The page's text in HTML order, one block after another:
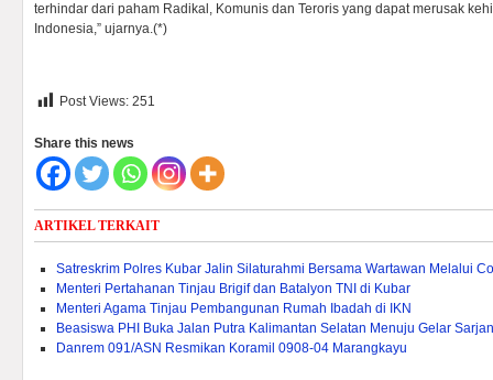
terhindar dari paham Radikal, Komunis dan Teroris yang dapat merusak
Indonesia,” ujarnya.(*)
Post Views: 251
Share this news
ARTIKEL TERKAIT
Satreskrim Polres Kubar Jalin Silaturahmi Bersama Wartawan Melalui
Menteri Pertahanan Tinjau Brigif dan Batalyon TNI di Kubar
Menteri Agama Tinjau Pembangunan Rumah Ibadah di IKN
Beasiswa PHI Buka Jalan Putra Kalimantan Selatan Menuju Gelar
Danrem 091/ASN Resmikan Koramil 0908-04 Marangkayu